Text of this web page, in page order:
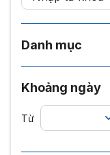
Danh mục
Khoảng ngày
Từ